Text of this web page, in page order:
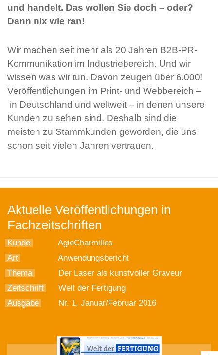
und handelt. Das wollen Sie doch – oder?
Dann nix wie ran!
Wir machen seit mehr als 20 Jahren B2B-PR-
Kommunikation im Industriebereich. Und wir
wissen was wir tun. Davon zeugen über 6.000!
Veröffentlichungen im Print- und Webbereich –
in Deutschland und weltweit – in denen unsere
Kunden zu sehen sind. Deshalb sind die
meisten zu Stammkunden geworden, die uns
schon seit vielen Jahren vertrauen.
Aktuelle Veröffentlichungen in
Fachzeitschriften
Kunde
AgieCharmilles
Art
Anwendungsbericht
Thema
Der Laser als kunstvoller Graveur
Zeitschrift
Welt der Fertigung
Ausgabe
Nr. 1, Januar/Februar 2016